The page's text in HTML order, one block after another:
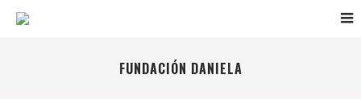
FUNDACIÓN DANIELA